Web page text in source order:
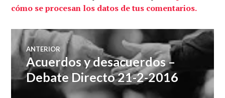
cómo se procesan los datos de tus comentarios.
Navegación
de
ANTERIOR
Entrada
anterior:
Acuerdos y desacuerdos –
Debate Directo 21-2-2016